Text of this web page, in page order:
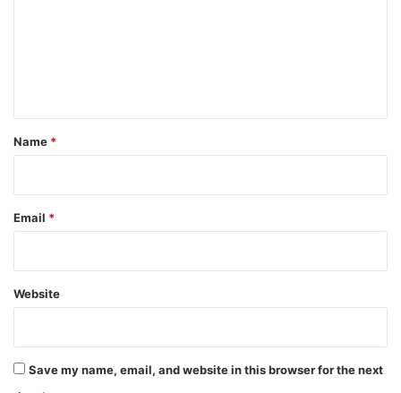
*
Name *
Email *
Website
Save my name, email, and website in this browser for the next